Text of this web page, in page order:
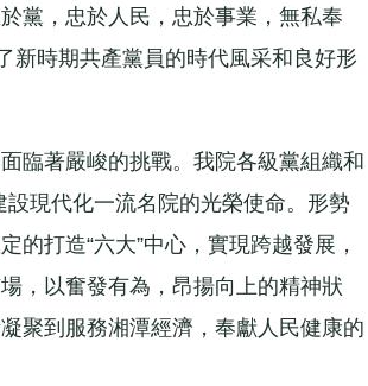
黨，忠於人民，忠於事業，無私奉
新時期共產黨員的時代風采和良好形
著嚴峻的挑戰。我院各級黨組織和
設現代化一流名院的光榮使命。形勢
打造“六大”中心，實現跨越發展，
，以奮發有為，昂揚向上的精神狀
聚到服務湘潭經濟，奉獻人民健康的